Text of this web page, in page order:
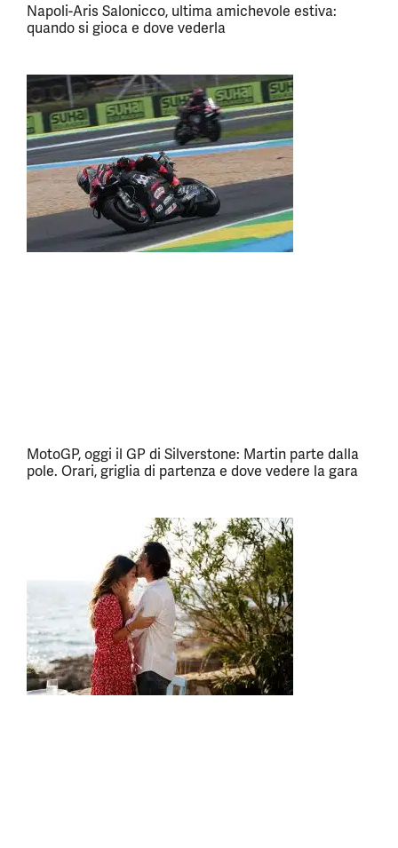
Napoli-Aris Salonicco, ultima amichevole estiva:
quando si gioca e dove vederla
MotoGP, oggi il GP di Silverstone: Martin parte dalla
pole. Orari, griglia di partenza e dove vedere la gara